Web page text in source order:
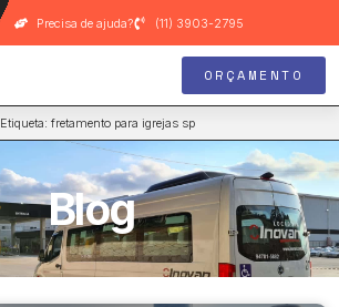
Precisa de ajuda? (11) 3903-2795
ORÇAMENTO
Etiqueta: fretamento para igrejas sp
Blog